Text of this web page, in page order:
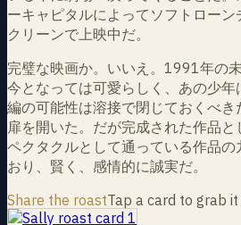
ーキャピタルによってソフトローン
クリーンで上映中だ。
完璧な映画か。いいえ。1991年の
今となっては可愛らしく、あの少
編の可能性は溶接で閉じておくべ
扉を開いた。だが完成された作品
ペクタクルとして通っている作品
おり、賢く、感情的に誠実だ。
Share the roastTap a card to grab it